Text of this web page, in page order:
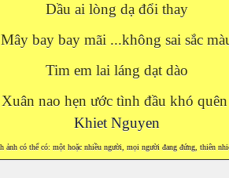
Dầu ai lòng dạ đổi thay
Mây bay bay mãi ...không sai sắc
Tim em lai láng dạt dào
Xuân nao hẹn ước tình đầu khó
Khiet Nguyen